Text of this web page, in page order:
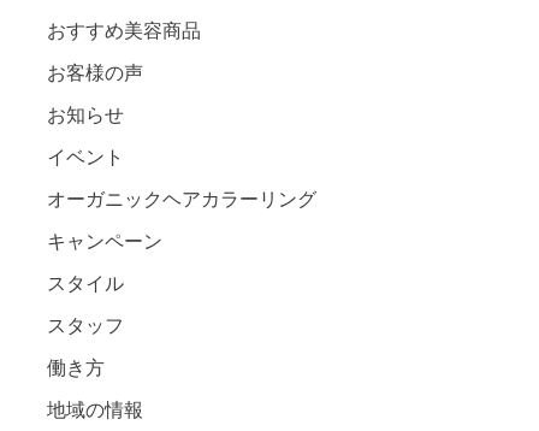
おすすめ美容商品
お客様の声
お知らせ
イベント
オーガニックヘアカラーリング
キャンペーン
スタイル
スタッフ
働き方
地域の情報